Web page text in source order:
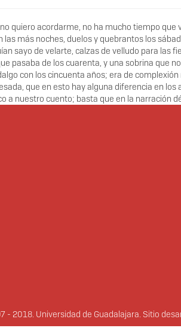
quiero acordarme, no ha mucho tiempo
las más noches, duelos y quebrantos los
sayo de velarte, calzas de velludo para
pasaba de los cuarenta, y una sobrina que
con los cincuenta años; era de
que en esto hay alguna diferencia en
a nuestro cuento; basta que en la narración
- 2018. Universidad de Guadalajara. Sitio